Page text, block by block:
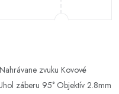
zvuku Kovové
záberu 95° Objektív 2.8mm